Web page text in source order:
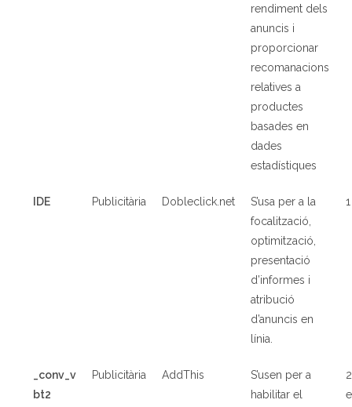
rendiment dels
anuncis i
proporcionar
recomanacions
relatives a
productes
basades en
dades
estadístiques
IDE Publicitària Dobleclick.net
S’usa per a la
focalització,
optimització,
presentació
d’informes i
atribució
d’anuncis en
línia.
_conv_v
bt2
Publicitària AddThis
S’usen per a
habilitar el